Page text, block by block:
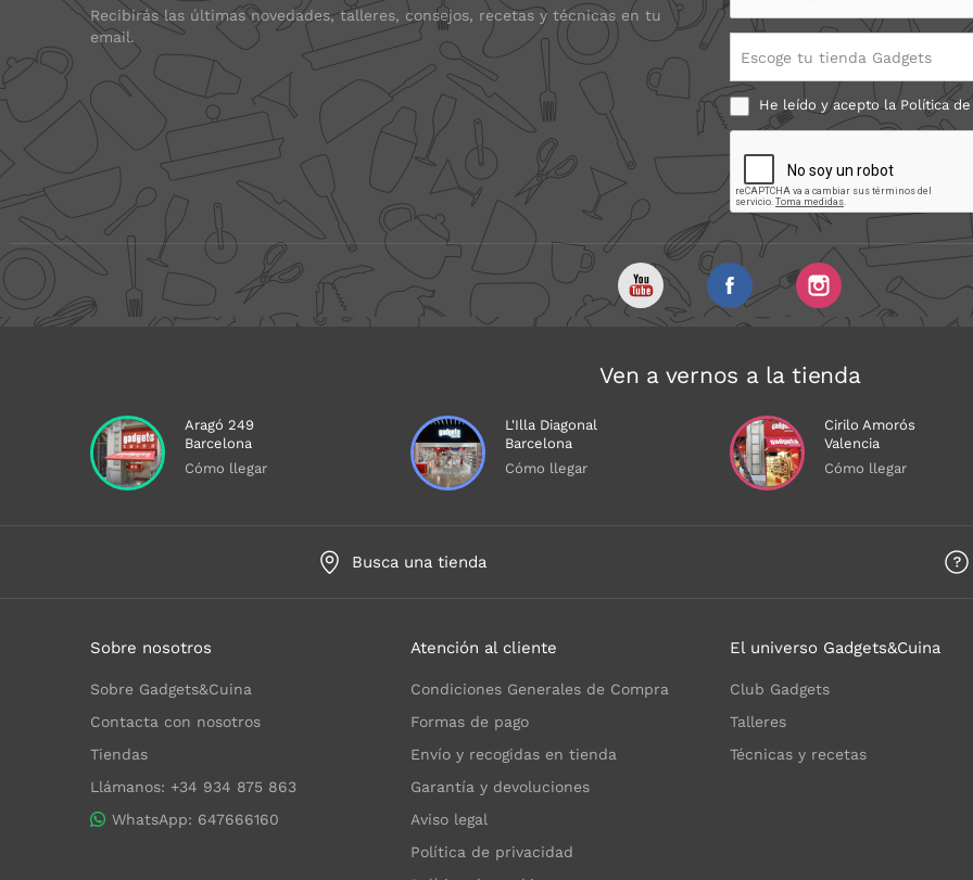
Recibirás las últimas novedades, talleres, consejos, recetas y técnicas en tu
email.
Escoge tu tienda Gadgets
He leído y acepto la Política
Ven a vernos a la tienda
Aragó 249
Barcelona
Cómo llegar
L'Illa Diagonal
Barcelona
Cómo llegar
Cirilo Amorós
Valencia
Cómo llegar
Busca una tienda
Sobre nosotros
Sobre Gadgets&Cuina
Contacta con nosotros
Tiendas
Llámanos: +34 934 875 863
WhatsApp: 647666160
Atención al cliente
Condiciones Generales de Compra
Formas de pago
Envío y recogidas en tienda
Garantía y devoluciones
Aviso legal
Política de privacidad
El universo Gadgets&Cuina
Club Gadgets
Talleres
Técnicas y recetas